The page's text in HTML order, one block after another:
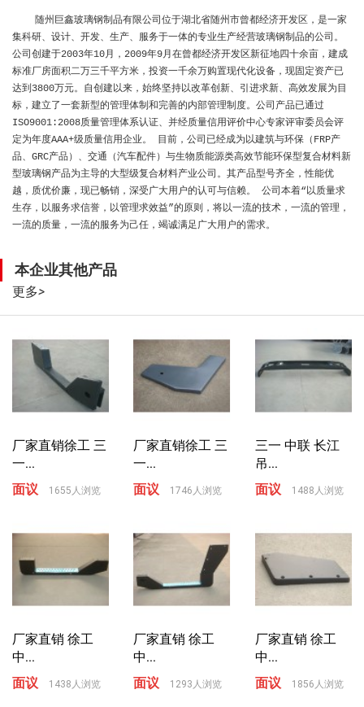
随州巨鑫玻璃钢制品有限公司位于湖北省随州市曾都经济开发区，是一家
集科研、设计、开发、生产、服务于一体的专业生产经营玻璃钢制品的公司。
公司创建于2003年10月，2009年9月在曾都经济开发区新征地四十余亩，建成
标准厂房面积二万三千平方米，投资一千余万购置现代化设备，现固定资产已
达到3800万元。自创建以来，始终坚持以改革创新、引进求新、高效发展为目
标，建立了一套新型的管理体制和完善的内部管理制度。公司产品已通过
ISO9001:2008质量管理体系认证、并经质量信用评价中心专家评审委员会评
定为年度AAA+级质量信用企业。 目前，公司已经成为以建筑与环保（FRP产
品、GRC产品）、交通（汽车配件）与生物质能源类高效节能环保型复合材料新
型玻璃钢产品为主导的大型级复合材料产业公司。其产品型号齐全，性能优
越，质优价廉，现已畅销，深受广大用户的认可与信赖。 公司本着“以质量求
生存，以服务求信誉，以管理求效益”的原则，将以一流的技术，一流的管理，
一流的质量，一流的服务为己任，竭诚满足广大用户的需求。
本企业其他产品
更多>
厂家直销徐工 三
一...
面议
1655人浏览
厂家直销徐工 三
一...
面议
1746人浏览
三一 中联 长江
吊...
面议
1488人浏览
厂家直销 徐工
中...
面议
1438人浏览
厂家直销 徐工
中...
面议
1293人浏览
厂家直销 徐工
中...
面议
1856人浏览